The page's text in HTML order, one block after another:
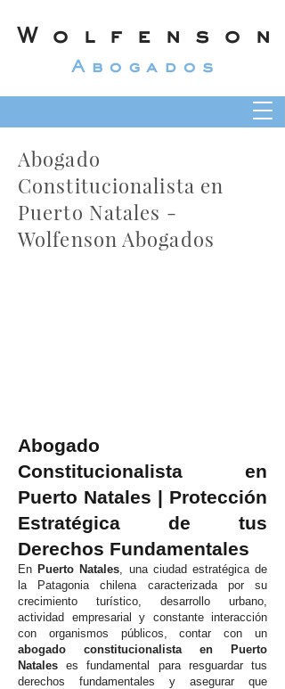
Wolfenson
Abogados
Abogado
Constitucionalista en
Puerto Natales -
Wolfenson Abogados
Abogado
Constitucionalista en
Puerto Natales | Protección
Estratégica de tus
Derechos Fundamentales
En Puerto Natales, una ciudad estratégica de
la Patagonia chilena caracterizada por su
crecimiento turístico, desarrollo urbano,
actividad empresarial y constante interacción
con organismos públicos, contar con un
abogado constitucionalista en Puerto
Natales es fundamental para resguardar tus
derechos fundamentales y asegurar que